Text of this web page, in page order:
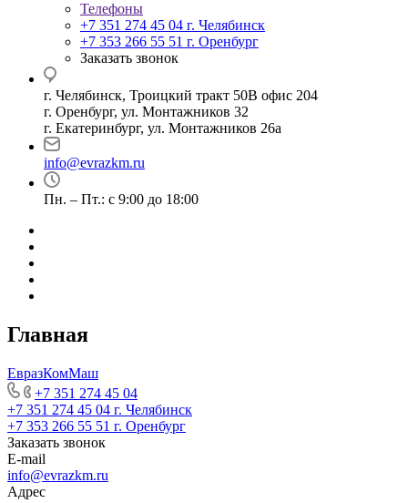
Телефоны
+7 351 274 45 04 г. Челябинск
+7 353 266 55 51 г. Оренбург
Заказать звонок
г. Челябинск, Троицкий тракт 50В офис 204
г. Оренбург, ул. Монтажников 32
г. Екатеринбург, ул. Монтажников 26а
info@evrazkm.ru
Пн. – Пт.: с 9:00 до 18:00
Главная
ЕвразКомМаш
+7 351 274 45 04
+7 351 274 45 04 г. Челябинск
+7 353 266 55 51 г. Оренбург
Заказать звонок
E-mail
info@evrazkm.ru
Адрес